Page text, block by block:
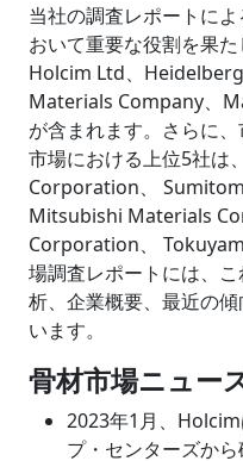
当社の調査レポートに
おいて重要な役割を果た
Holcim Ltd、
Materials Company、
が含まれます。さらに
市場における上位5社は
Corporation、
Mitsubishi Materials
Corporation、
場調査レポートには、
析、企業概要、最近の
います。
骨材市場ニュー
2023年1月、
プ・センターズか